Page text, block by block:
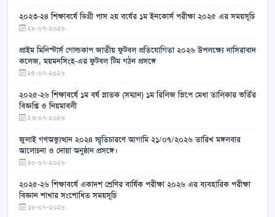
২০২৩-২৪ শিক্ষাবর্ষে ডিগ্রী পাস ২য় বর্ষের ১ম ইনকোর্স পরীক্ষা ২০২৫ এর সময়সূচি
২৮-০৭-২০২৬
প্রাইম মিনিস্টার্স গোল্ডকাপ জাতীয় ফুটবল প্রতিযোগিতা ২০২৬ উপলক্ষ্যে নাসিরাবাদ
কলেজ, ময়মনসিংহ-এর ফুটবল টিম গঠন প্রসঙ্গে
২৫-০৭-২০২৬
২০২৫-২৬ শিক্ষাবর্ষে ১ম বর্ষ স্নাতক (সম্মান) ১ম রিলিজ স্লিপে মেধা তালিকার ভর্তির
বিজ্ঞপ্তি ও নিয়মাবলী
২৩-০৭-২০২৬
জুলাই গণঅভ্যুত্থান ২০২৪ স্মৃতিচারণে আগামি ২১/০৭/২০২৬ তারিখ মঙ্গলবার
আলোচনা ও দোয়া অনুষ্ঠান প্রসঙ্গে।
২০-০৭-২০২৬
২০২৫-২৬ শিক্ষাবর্ষে একাদশ শ্রেণির বার্ষিক পরীক্ষা ২০২৬ এর ব্যবহারিক পরীক্ষা
বিজ্ঞান শাখার সংশোধিত সময়সূচি
১৮-০৭-২০২৬